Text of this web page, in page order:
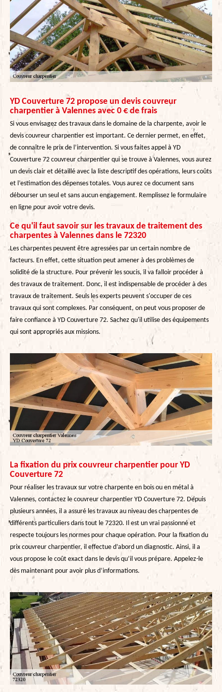
YD Couverture 72 propose un devis couvreur
charpentier à Valennes avec 0 € de frais
Si vous envisagez des travaux dans le domaine de la charpente, avoir le
devis couvreur charpentier est important. Ce dernier permet, en effet,
de connaître le prix de l’intervention. Si vous faites appel à YD
Couverture 72 couvreur charpentier qui se trouve à Valennes, vous aurez
un devis clair et détaillé avec la liste descriptif des opérations, leurs coûts
et l’estimation des dépenses totales. Vous aurez ce document sans
débourser un seul et sans aucun engagement. Remplissez le formulaire
en ligne pour avoir votre devis.
Ce qu'il faut savoir sur les travaux de traitement des
charpentes à Valennes dans le 72320
Les charpentes peuvent être agressées par un certain nombre de
facteurs. En effet, cette situation peut amener à des problèmes de
solidité de la structure. Pour prévenir les soucis, il va falloir procéder à
des travaux de traitement. Donc, il est indispensable de procéder à des
travaux de traitement. Seuls les experts peuvent s'occuper de ces
travaux qui sont complexes. Par conséquent, on peut vous proposer de
faire confiance à YD Couverture 72. Sachez qu'il utilise des équipements
qui sont appropriés aux missions.
La fixation du prix couvreur charpentier pour YD
Couverture 72
Pour réaliser les travaux sur votre charpente en bois ou en métal à
Valennes, contactez le couvreur charpentier YD Couverture 72. Depuis
plusieurs années, il a assuré les travaux au niveau des charpentes de
différents particuliers dans tout le 72320. Il est un vrai passionné et
respecte toujours les normes pour chaque opération. Pour la fixation du
prix couvreur charpentier, il effectue d’abord un diagnostic. Ainsi, il a
vous propose le coût exact dans le devis qu’il vous prépare. Appelez-le
dès maintenant pour avoir plus d’informations.